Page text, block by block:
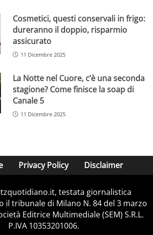
Cosmetici, questi conservali in frigo:
dureranno il doppio, risparmio
assicurato
11 Dicembre 2025
La Notte nel Cuore, c’è una seconda
stagione? Come finisce la soap di
Canale 5
11 Dicembre 2025
Privacy Policy Disclaimer
testata giornalistica
il tribunale di Milano N. 84 del 3 marzo
Editrice Multimediale (SEM) S.R.L.
P.IVA 10353201006.